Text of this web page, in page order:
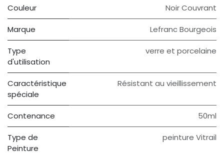
Couleur Noir Couvrant
Marque Lefranc Bourgeois
Type
d'utilisation
verre et porcelaine
Caractéristique
spéciale
Résistant au vieillissement
Contenance 50ml
Type de
Peinture
peinture Vitrail